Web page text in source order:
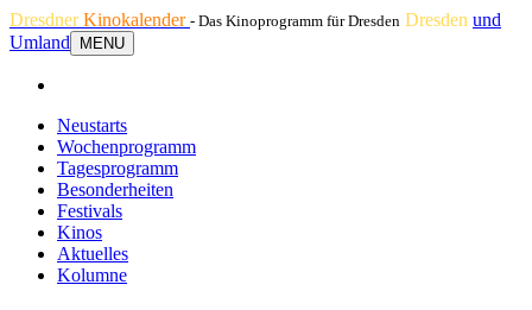
DresdnerKinokalender - Das Kinoprogramm für Dresden Dresden und
Umland
MENU
Neustarts
Wochenprogramm
Tagesprogramm
Besonderheiten
Festivals
Kinos
Aktuelles
Kolumne